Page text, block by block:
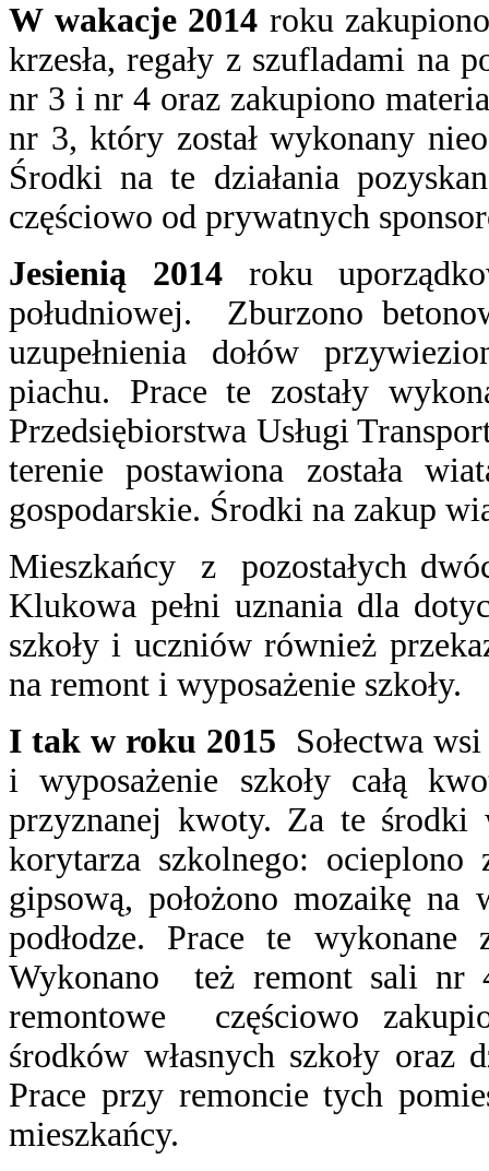
W wakacje 2014 roku
krzesła, regały z szufladami na
nr 3 i nr 4 oraz zakupiono
nr 3, który został wykonany
Środki na te działania
częściowo od prywatnych
Jesienią 2014roku
południowej. Zburzono
uzupełnienia dołów
piachu. Prace te zostały
Przedsiębiorstwa Usługi
terenie postawiona została
gospodarskie. Środki na zakup
Mieszkańcy z pozostałych
Klukowa pełni uznania dla
szkoły i uczniów również
na remont i wyposażenie szkoły.
I tak w roku 2015 Sołectwa
i wyposażenie szkoły całą
przyznanej kwoty. Za te środki
korytarza szkolnego: ocieplono
gipsową, położono mozaikę na
podłodze. Prace te
Wykonano też remont sali nr
remontowe częściowo
środków własnych szkoły oraz
Prace przy remoncie tych
mieszkańcy.